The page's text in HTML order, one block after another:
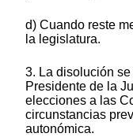
d) Cuando reste
la legislatura.
3. La disolución
Presidente de la
elecciones a las
circunstancias
autonómica.